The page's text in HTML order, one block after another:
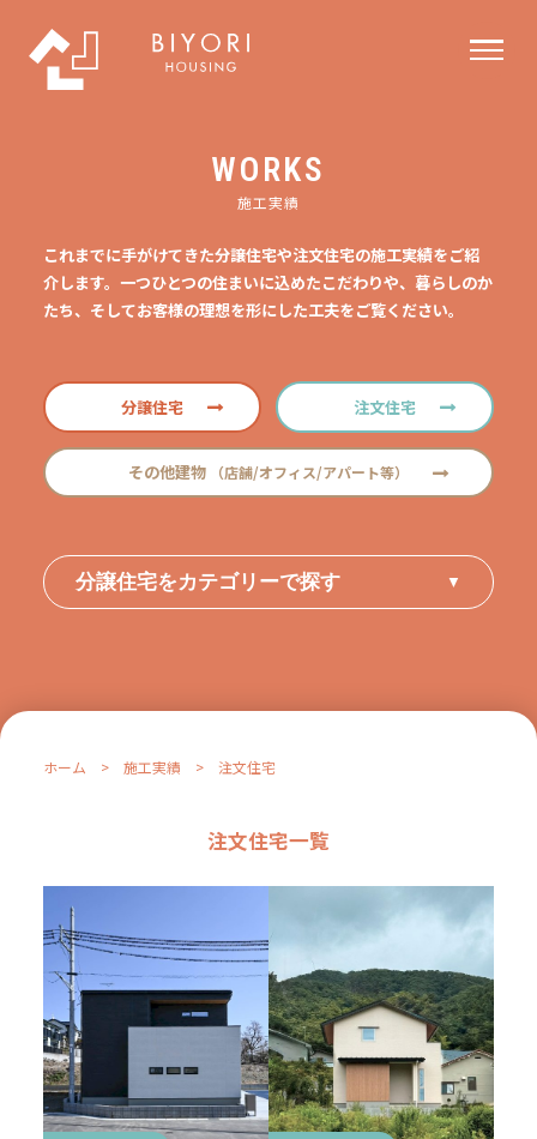
WORKS
施工実績
これまでに手がけてきた分譲住宅や注文住宅の施工実績をご紹
介します。一つひとつの住まいに込めたこだわりや、暮らしのか
たち、そしてお客様の理想を形にした工夫をご覧ください。
分譲住宅 注文住宅
その他建物 （店舗/オフィス/アパート等）
分譲住宅をカテゴリーで探す ▼
ホーム > 施工実績 > 注文住宅
注文住宅一覧